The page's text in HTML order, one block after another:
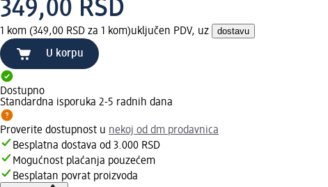
349,00 RSD
1 kom (349,00 RSD za 1 kom)uključen PDV, uz dostavu
U korpu
Dostupno
Standardna isporuka 2-5 radnih dana
Proverite dostupnost u nekoj od dm prodavnica
Besplatna dostava od 3.000 RSD
Mogućnost plaćanja pouzećem
Besplatan povrat proizvoda